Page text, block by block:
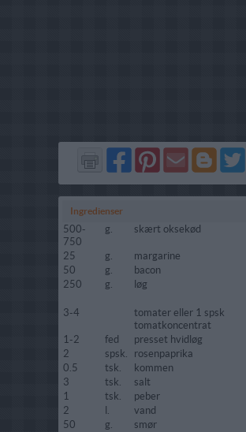
Del
på
Del
på
Send
via
Del
på
Del
på
Ingredienser
500-
750
g. skært oksekød
25 g.
margarine
50
g.
bacon
250
g. løg
3-4
tomater eller 1 spsk
tomatkoncentrat
1-2
fed
presset hvidløg
2
spsk.
rosenpaprika
0.5
tsk.
kommen
3
tsk.
salt
1
tsk.
peber
2
l.
vand
50
g. smør